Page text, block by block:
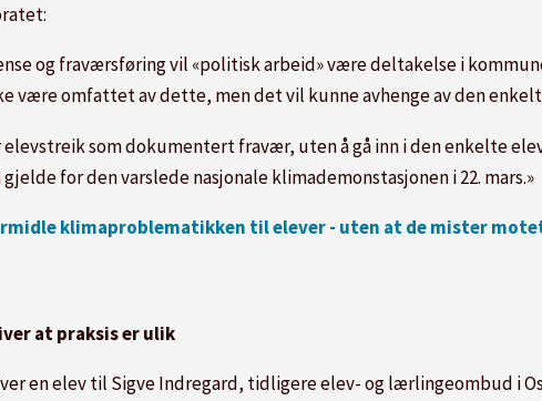
og fraværsføring vil «politisk arbeid» være deltakelse i
være omfattet av dette, men det vil kunne avhenge av den
elevstreik som dokumentert fravær, uten å gå inn i den enkelte
for den varslede nasjonale klimademonstasjonen i 22. mars.»
klimaproblematikken til elever - uten at de mister
at praksis er ulik
en elev til Sigve Indregard, tidligere elev- og lærlingeombud i